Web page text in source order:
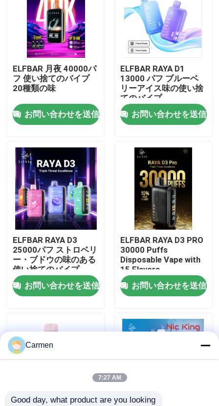
ホーム
製品
ビデオ
企業情報
会社案内
品質管理
見積依頼
ELFBAR 蒸気
ELFBAR 月夜 40000パ
フ 使い捨てのバイプ
20種類の味
お問い合わせを送信
ELFBAR RAYA D1
13000 パフ ブルーベ
リーアイス味の使い捨
てのバイプ
お問い合わせを送信
ELFBAR RAYA D3
25000パフ ストロベリ
ー・ブドウの味のある
使い捨てのバイプ
お問い合わせを送信
ELFBAR RAYA D3 PRO
30000 Puffs
Disposable Vape with
15 Flavors
お問い合わせを送信
Carmen
7:27 AM
Good day, what product are you looking